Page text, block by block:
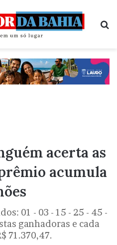
acerta as
acumula
01 - 03 - 15 - 25 - 45 -
ganhadoras e cada
71.370,47.